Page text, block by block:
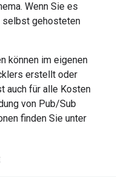
Wenn Sie es
selbst gehosteten
können im eigenen
erstellt oder
auch für alle Kosten
von Pub/Sub
finden Sie unter